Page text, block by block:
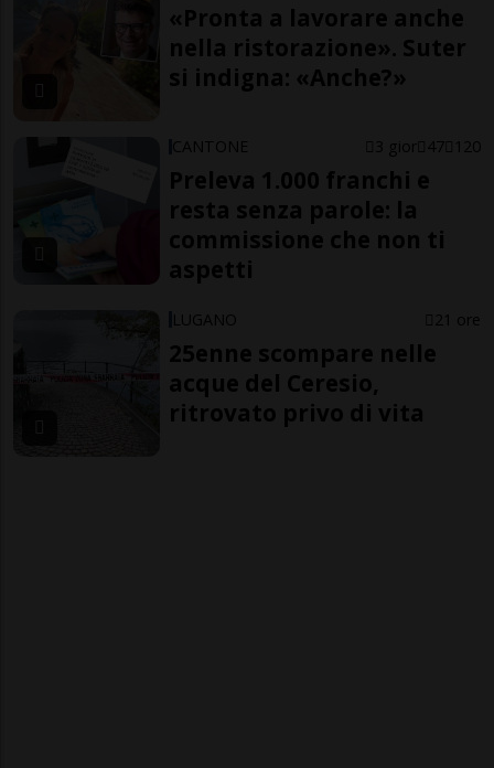
«Pronta a lavorare anche
nella ristorazione». Suter
si indigna: «Anche?»
CANTONE 3 gior 47 120
Preleva 1.000 franchi e
resta senza parole: la
commissione che non ti
aspetti
LUGANO 21 ore
25enne scompare nelle
acque del Ceresio,
ritrovato privo di vita